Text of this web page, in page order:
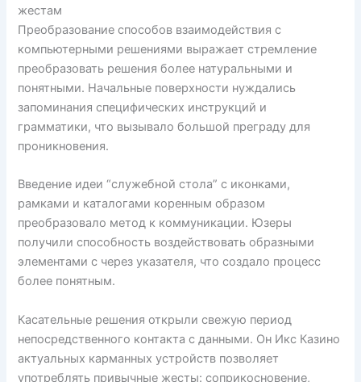
жестам
Преобразование способов взаимодействия с
компьютерными решениями выражает стремление
преобразовать решения более натуральными и
понятными. Начальные поверхности нуждались
запоминания специфических инструкций и
грамматики, что вызывало большой преграду для
проникновения.
Введение идеи “служебной стола” с иконками,
рамками и каталогами коренным образом
преобразовало метод к коммуникации. Юзеры
получили способность воздействовать образными
элементами с через указателя, что создало процесс
более понятным.
Касательные решения открыли свежую период
непосредственного контакта с данными. Он Икс Казино
актуальных карманных устройств позволяет
употреблять привычные жесты: соприкосновение,